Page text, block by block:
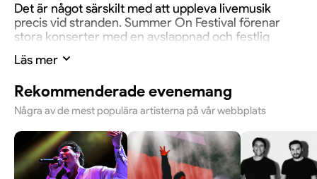
Det är något särskilt med att uppleva livemusik
precis vid stranden. Summer On Festival förenar
stora konserter med en avslappnad och festlig
en perfekt inramning för en minnesvärd festivalhelg.
framträdanden och den speciella känslan av
sommar, gemenskap och glädje.
Musik för olika smaker
Läs mer
Rekommenderade evenemang
Några av de mest populära artisterna på vår webbplats